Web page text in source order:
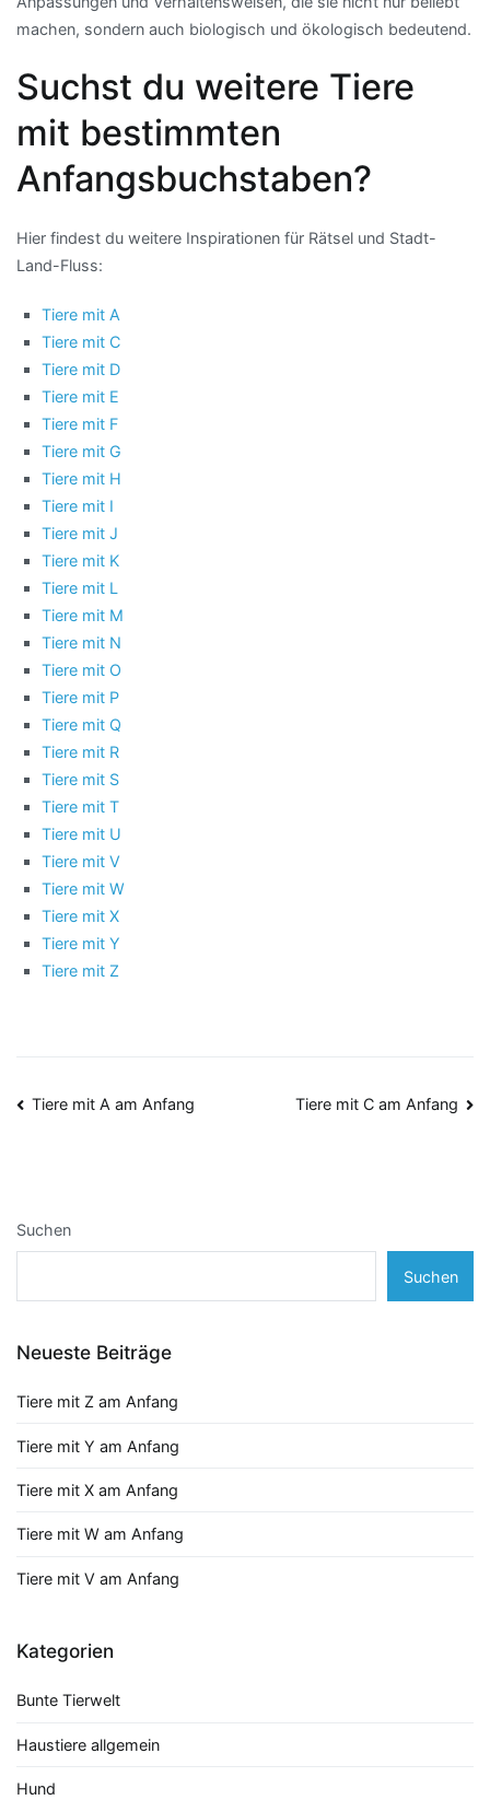
machen, sondern auch biologisch und ökologisch bedeutend.
Suchst du weitere Tiere
mit bestimmten
Anfangsbuchstaben?
Hier findest du weitere Inspirationen für Rätsel und Stadt-
Land-Fluss:
Tiere mit A
Tiere mit C
Tiere mit D
Tiere mit E
Tiere mit F
Tiere mit G
Tiere mit H
Tiere mit I
Tiere mit J
Tiere mit K
Tiere mit L
Tiere mit M
Tiere mit N
Tiere mit O
Tiere mit P
Tiere mit Q
Tiere mit R
Tiere mit S
Tiere mit T
Tiere mit U
Tiere mit V
Tiere mit W
Tiere mit X
Tiere mit Y
Tiere mit Z
Beitragsnavigation
Tiere mit A am Anfang Tiere mit C am Anfang
Suchen
Suchen
Neueste Beiträge
Tiere mit Z am Anfang
Tiere mit Y am Anfang
Tiere mit X am Anfang
Tiere mit W am Anfang
Tiere mit V am Anfang
Kategorien
Bunte Tierwelt
Haustiere allgemein
Hund